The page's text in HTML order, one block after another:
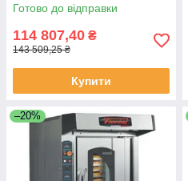
Готово до відправки
114 807,40 ₴
143 509,25 ₴
Купити
–20%